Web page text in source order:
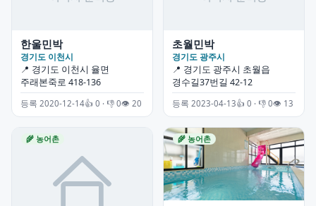
한울민박
경기도 이천시
📍 경기도 이천시 율면
주래본죽로 418-136
등록 2020-12-14👍 0 · 👎 0👁 20
초월민박
경기도 광주시
📍 경기도 광주시 초월읍
경수길37번길 42-12
등록 2023-04-13👍 0 · 👎 0👁 13
🌾 농어촌 🌾 농어촌